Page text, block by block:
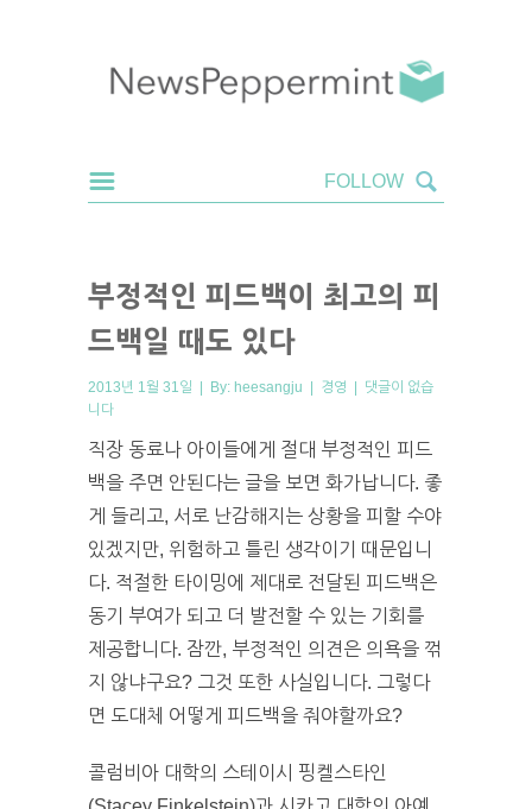
부정적인 피드백이 최고의 피
드백일 때도 있다
2013년 1월 31일 | By: heesangju | 경영 | 댓글이 없습
니다
직장 동료나 아이들에게 절대 부정적인 피드
백을 주면 안된다는 글을 보면 화가납니다. 좋
게 들리고, 서로 난감해지는 상황을 피할 수야
있겠지만, 위험하고 틀린 생각이기 때문입니
다. 적절한 타이밍에 제대로 전달된 피드백은
동기 부여가 되고 더 발전할 수 있는 기회를
제공합니다. 잠깐, 부정적인 의견은 의욕을 꺾
지 않냐구요? 그것 또한 사실입니다. 그렇다
면 도대체 어떻게 피드백을 줘야할까요?
콜럼비아 대학의 스테이시 핑켈스타인